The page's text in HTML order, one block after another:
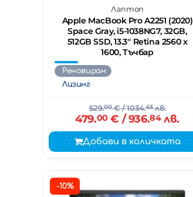
Лаптоп
Apple MacBook Pro A2251 (2020)
Space Gray, i5-1038NG7, 32GB,
512GB SSD, 13.3'' Retina 2560 x
1600, Тъчбар
Реновиран
Лизинг
529.00€/ 1034.63лв.
479.00€ / 936.84лв.
Добави в количката
-10%